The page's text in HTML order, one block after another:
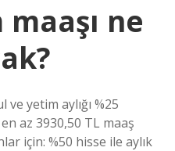
ne
yetim aylığı %25
az 3930,50 TL maaş
için: %50 hisse ile aylık